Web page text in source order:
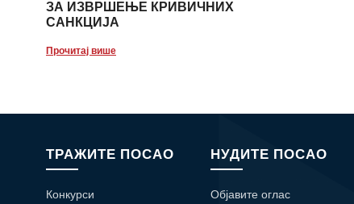
ЗА ИЗВРШЕЊЕ КРИВИЧНИХ
САНКЦИЈА
Прочитај више
ТРАЖИТЕ ПОСАО
Конкурси
НУДИТЕ ПОСАО
Објавите оглас